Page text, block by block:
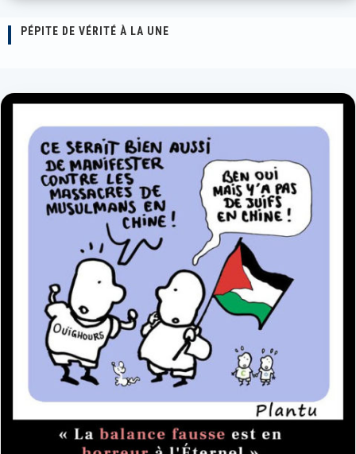
PÉPITE DE VÉRITÉ À LA UNE